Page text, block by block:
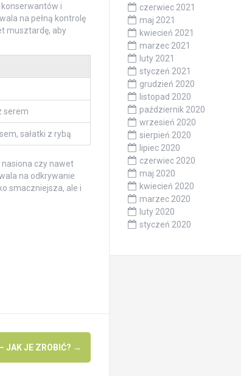
konserwantów i
na pełną kontrolę
musztardę, aby
serem
sałatki z rybą
nasiona czy nawet
na odkrywanie
smaczniejsza, ale i
JAK JE ZROBIĆ? →
czerwiec 2021
maj 2021
kwiecień 2021
marzec 2021
luty 2021
styczeń 2021
grudzień 2020
listopad 2020
październik 2020
wrzesień 2020
sierpień 2020
lipiec 2020
czerwiec 2020
maj 2020
kwiecień 2020
marzec 2020
luty 2020
styczeń 2020